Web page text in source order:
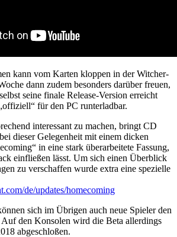
kann vom Karten kloppen in der Witcher-
dann zudem besonders darüber freuen,
seine finale Release-Version erreicht
für den PC runterladbar.
interessant zu machen, bringt CD
dieser Gelegenheit mit einem dicken
in eine stark überarbeitete Fassung,
einfließen lässt. Um sich einen Überblick
zu verschaffen wurde extra eine spezielle
de/updates/homecoming
sich im Übrigen auch neue Spieler den
den Konsolen wird die Beta allerdings
abgeschloßen.